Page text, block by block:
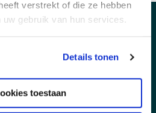
verstrekt of die ze hebben
gebruik van hun services.
Details tonen
toestaan